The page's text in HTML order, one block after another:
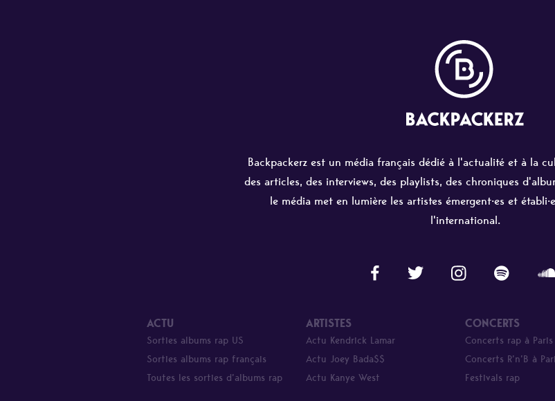
Backpackerz est un média français dédié à l'actualité et à la
des articles, des interviews, des playlists, des chroniques
le média met en lumière les artistes émergent·es et
l'international.
ACTU
Sorties albums rap US
Sorties albums rap français
Toutes les sorties d’albums rap
ARTISTES
Actu Kendrick Lamar
Actu Joey Bada$$
Actu Kanye West
CONCERTS
Concerts rap à Paris
Concerts R’n’B à
Festivals rap